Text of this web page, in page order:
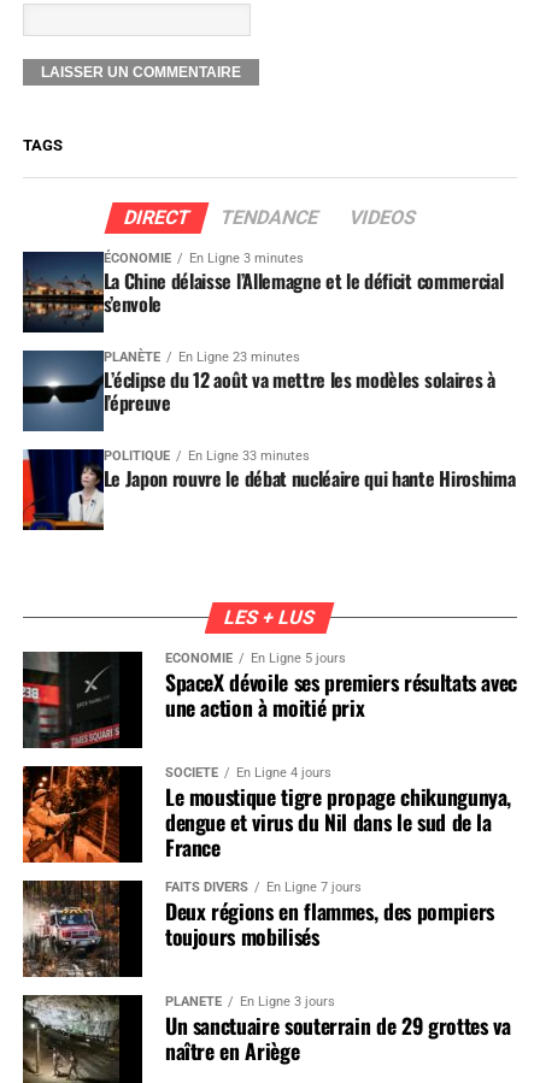
TAGS
DIRECT TENDANCE VIDEOS
ÉCONOMIE En Ligne 3 minutes
La Chine délaisse l’Allemagne et le déficit commercial
s’envole
PLANÈTE En Ligne 23 minutes
L’éclipse du 12 août va mettre les modèles solaires à
l’épreuve
POLITIQUE En Ligne 33 minutes
Le Japon rouvre le débat nucléaire qui hante Hiroshima
LES + LUS
ÉCONOMIE En Ligne 5 jours
SpaceX dévoile ses premiers résultats avec
une action à moitié prix
SOCIÉTÉ En Ligne 4 jours
Le moustique tigre propage chikungunya,
dengue et virus du Nil dans le sud de la
France
FAITS DIVERS En Ligne 7 jours
Deux régions en flammes, des pompiers
toujours mobilisés
PLANÈTE En Ligne 3 jours
Un sanctuaire souterrain de 29 grottes va
naître en Ariège